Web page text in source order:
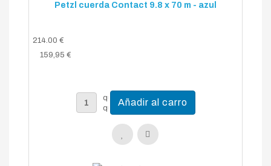
Petzl cuerda Contact 9.8 x 70 m - azul
214.00 €
159,95 €